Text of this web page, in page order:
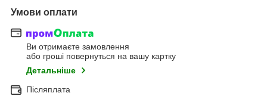
Умови оплати
Ви отримаєте замовлення
або гроші повернуться на вашу картку
Детальніше
Післяплата